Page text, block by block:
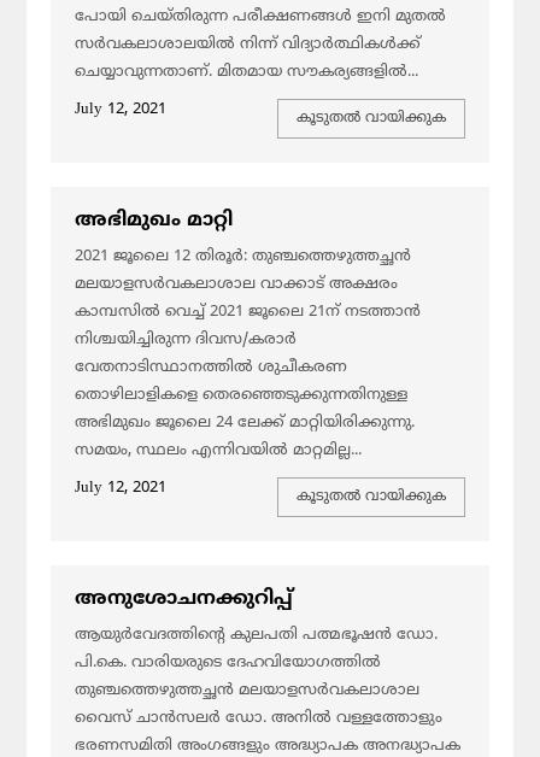
പോയി ചെയ്തിരുന്ന പരീക്ഷണങ്ങള്‍ ഇനി മുതല്‍
സര്‍വകലാശാലയില്‍ നിന്ന് വിദ്യാര്‍ത്ഥികള്‍ക്ക്
ചെയ്യാവുന്നതാണ്. മിതമായ സൗകര്യങ്ങളില്‍...
July 12, 2021
കൂടുതല്‍ വായിക്കുക
അഭിമുഖം മാറ്റി
2021 ജൂലൈ 12 തിരൂര്‍: തുഞ്ചത്തെഴുത്തച്ഛന്‍
മലയാളസര്‍വകലാശാല വാക്കാട് അക്ഷരം
കാമ്പസില്‍ വെച്ച് 2021 ജൂലൈ 21ന് നടത്താന്‍
നിശ്ചയിച്ചിരുന്ന ദിവസ/കരാര്‍
വേതനാടിസ്ഥാനത്തില്‍ ശുചീകരണ
തൊഴിലാളികളെ തെരഞ്ഞെടുക്കുന്നതിനുള്ള
അഭിമുഖം ജൂലൈ 24 ലേക്ക് മാറ്റിയിരിക്കുന്നു.
സമയം, സ്ഥലം എന്നിവയില്‍ മാറ്റമില്ല...
July 12, 2021
കൂടുതല്‍ വായിക്കുക
അനുശോചനക്കുറിപ്പ്
ആയുര്‍വേദത്തിന്റെ കുലപതി പത്മഭൂഷന്‍ ഡോ.
പി.കെ. വാരിയരുടെ ദേഹവിയോഗത്തില്‍
തുഞ്ചത്തെഴുത്തച്ഛന്‍ മലയാളസര്‍വകലാശാല
വൈസ് ചാന്‍സലര്‍ ഡോ. അനില്‍ വള്ളത്തോളും
ഭരണസമിതി അംഗങ്ങളും അദ്ധ്യാപക അനദ്ധ്യാപക